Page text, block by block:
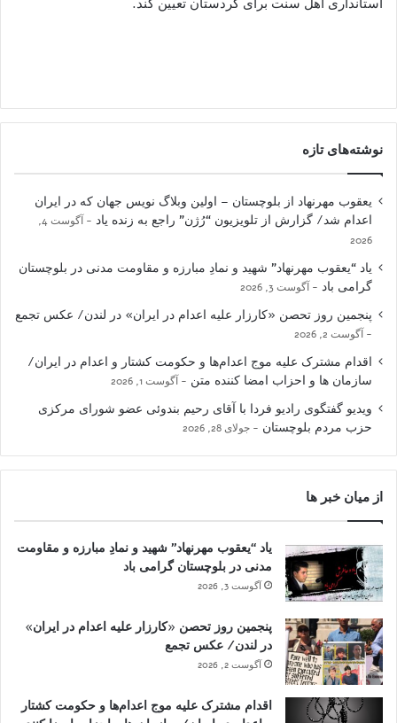
نوشته‌های تازه
یعقوب مهرنهاد از بلوچستان – اولین وبلاگ نویس جهان که در ایران
اعدام شد/ گزارش از تلویزیون “رُژن” راجع به زنده یاد
آگوست 4,
2026
یاد “یعقوب مهرنهاد” شهید و نمادِ مبارزه و مقاومت مدنی در بلوچستان
گرامی باد
آگوست 3, 2026
پنجمین روز تحصن «کارزار علیه اعدام در ایران» در لندن/ عکس تجمع
آگوست 2, 2026
اقدام مشترک علیه موج اعدام‌ها و حکومت کشتار و اعدام در ایران/
سازمان ها و احزاب امضا کننده متن
آگوست 1, 2026
ویدیو گفتگوی رادیو فردا با آقای رحیم بندوئی عضو شورای مرکزی
حزب مردم بلوچستان
جولای 28, 2026
از میان خبر ها
یاد “یعقوب مهرنهاد” شهید و نمادِ مبارزه و مقاومت
مدنی در بلوچستان گرامی باد
آگوست 3, 2026
پنجمین روز تحصن «کارزار علیه اعدام در ایران»
در لندن/ عکس تجمع
آگوست 2, 2026
اقدام مشترک علیه موج اعدام‌ها و حکومت کشتار